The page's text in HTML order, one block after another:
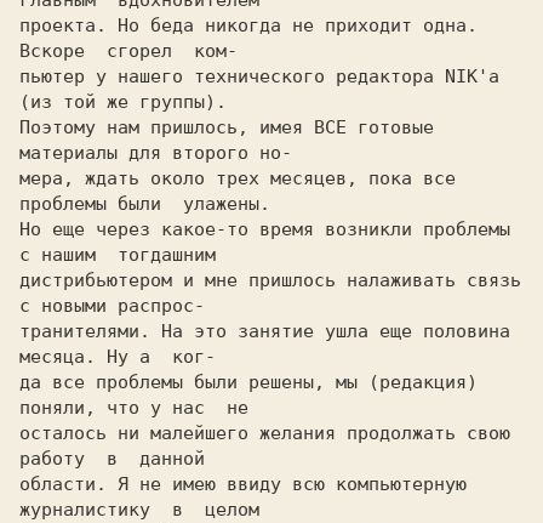
проекта. Но беда никогда не приходит одна.
Вскоре  сгорел  ком-
пьютер у нашего технического редактора NIK'а
(из той же группы).
Поэтому нам пришлось, имея ВСЕ готовые
материалы для второго но-
мера, ждать около трех месяцев, пока все
проблемы были  улажены.
Но еще через какое-то время возникли проблемы
с нашим  тогдашним
дистрибьютером и мне пришлось налаживать связь
с новыми распрос-
транителями. На это занятие ушла еще половина
месяца. Ну а  ког-
да все проблемы были решены, мы (редакция)
поняли, что у нас  не
осталось ни малейшего желания продолжать свою
работу  в  данной
области. Я не имею ввиду всю компьютерную
журналистику  в  целом